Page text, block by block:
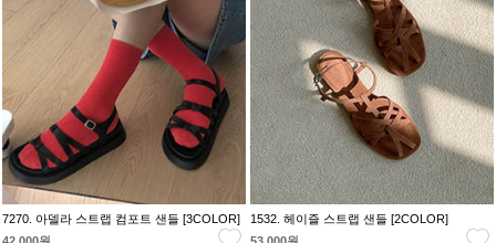
7270. 아델라 스트랩 컴포트 샌들 [3COLOR]
42,000원
1532. 헤이즐 스트랩 샌들 [2COLOR]
53,000원